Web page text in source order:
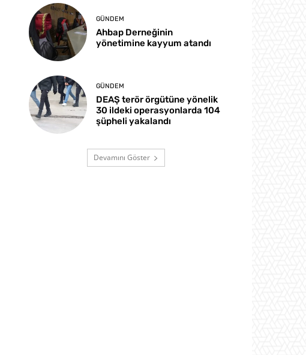
GÜNDEM
Ahbap Derneğinin
yönetimine kayyum atandı
GÜNDEM
DEAŞ terör örgütüne yönelik
30 ildeki operasyonlarda 104
şüpheli yakalandı
Devamını Göster